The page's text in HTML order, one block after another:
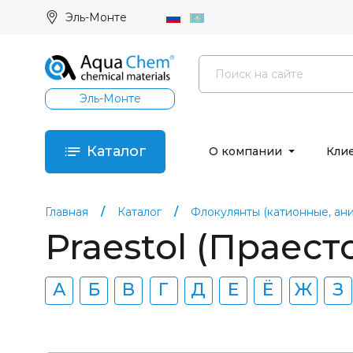
Эль-Монте
Эль-Монте
Каталог О компании
Главная Каталог Флокулянты (катионные,
Praestol
А Б В Г Д Е Ё Ж З